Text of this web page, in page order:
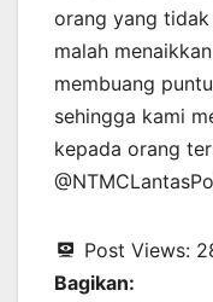
orang yang
malah
membuang
sehingga kami
kepada orang
Post Views:
Bagikan: